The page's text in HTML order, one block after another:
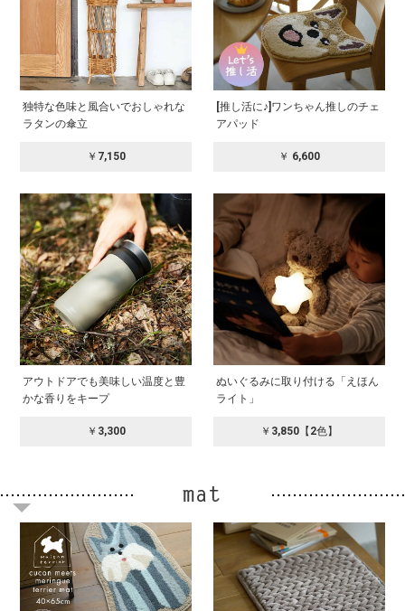
独特な色味と風合いでおしゃれな
ラタンの傘立
￥7,150
[推し活に♪]ワンちゃん推しのチェ
アパッド
￥ 6,600
アウトドアでも美味しい温度と豊
かな香りをキープ
￥3,300
ぬいぐるみに取り付ける「えほん
ライト」
￥3,850【2色】